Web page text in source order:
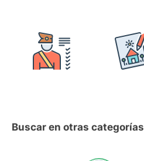
Buscar en otras categorías